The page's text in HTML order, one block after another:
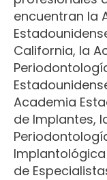
encuentran la
California, la
Academia
de Implantes,
de